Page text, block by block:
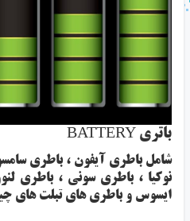
جستجو - برچسب ها
باتری BATTERY
شامل باطری آیفون ، باطری
نوکیا ، باطری سونی ، باطری
ایسوس و باطری های تبلت های